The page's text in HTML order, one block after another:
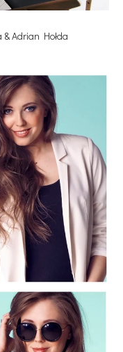
Adrian Hołda